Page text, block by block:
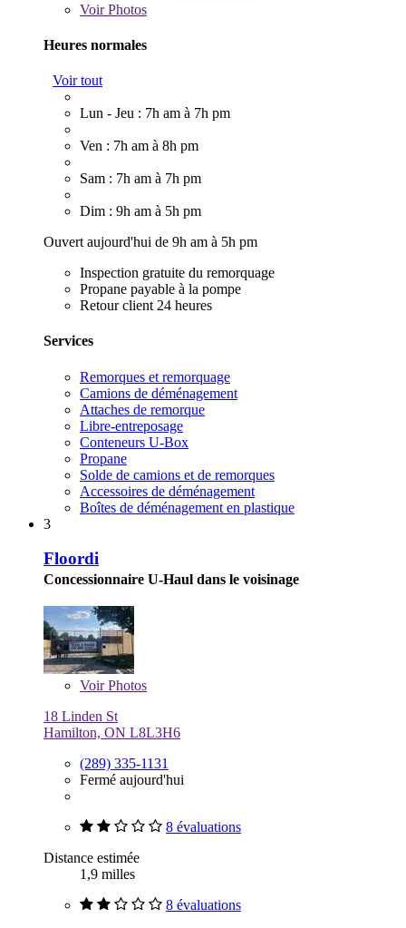
VoirPhotos
Heures normales
Voir tout
Lun - Jeu : 7h am à 7h pm
Ven : 7h am à 8h pm
Sam : 7h am à 7h pm
Dim : 9h am à 5h pm
Ouvert aujourd'hui de 9h am à 5h pm
Inspection gratuite du remorquage
Propane payable à la pompe
Retour client 24 heures
Services
Remorques et remorquage
Camions de déménagement
Attaches de remorque
Libre-entreposage
Conteneurs U-Box
Propane
Solde de camions et de remorques
Accessoires de déménagement
Boîtes de déménagement en plastique
3
Floordi
Concessionnaire U-Haul dans le voisinage
VoirPhotos
18 Linden St
Hamilton, ON L8L3H6
(289) 335-1131
Fermé aujourd'hui
8 évaluations
Distance estimée
1,9 milles
8 évaluations